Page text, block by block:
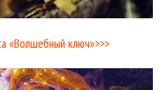
«Волшебный ключ»>>>